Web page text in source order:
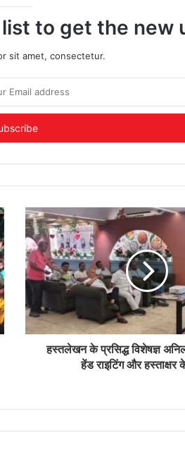
to get the new
sit amet, consectetur.
हस्तलेखन के प्रसिद्ध विशेषज्ञ
हेंड राइटिंग और हस्ताक्षर